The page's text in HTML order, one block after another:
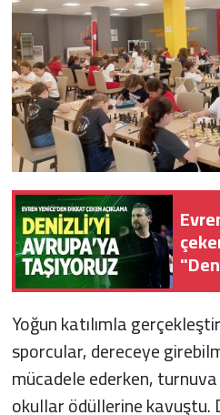
Yoğun katılımla
sporcular, dereceye
mücadele ederken,
okullar ödüllerine kavuştu.